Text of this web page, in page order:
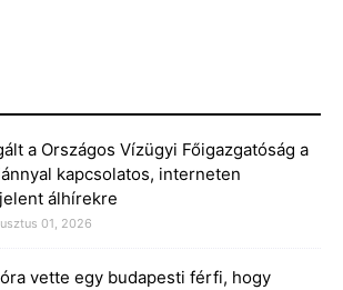
a Országos Vízügyi Főigazgatóság a
kapcsolatos, interneten
álhírekre
01, 2026
vette egy budapesti férfi, hogy